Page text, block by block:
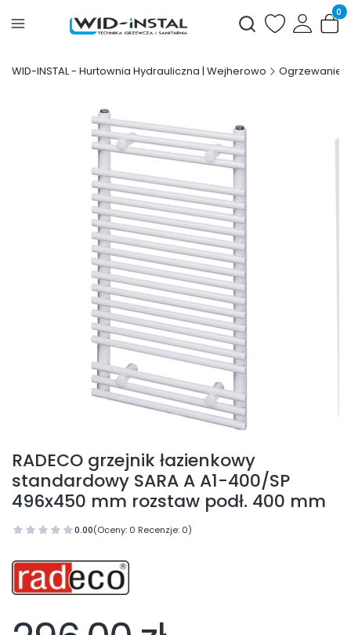
Otwórz
WID-INSTAL - Hurtownia Hydrauliczna | Wejherowo Ogrzewanie
RADECO grzejnik łazienkowy
standardowy SARA A A1-400/SP
496x450 mm rozstaw podł. 400 mm
0.00(Oceny: 0 Recenzje: 0)